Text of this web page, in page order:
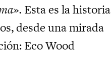
Esta es la historia
desde una mirada
Eco Wood